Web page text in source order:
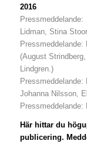
2016
Pressmeddelande:
Lidman, Stina
Pressmeddelande:
(August
Lindgren.)
Pressmeddelande:
Johanna Nilsson,
Pressmeddelande:
Här hittar du
publicering.